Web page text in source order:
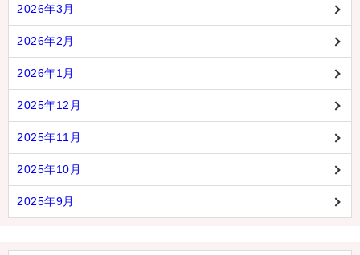
2026年3月
2026年2月
2026年1月
2025年12月
2025年11月
2025年10月
2025年9月